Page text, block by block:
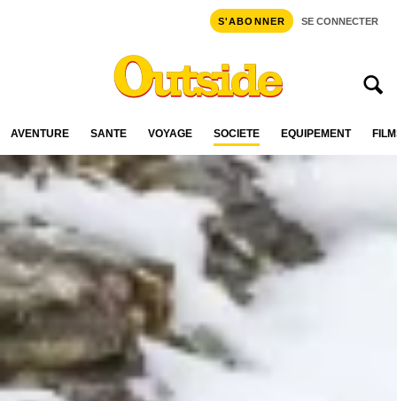
S'ABONNER SE CONNECTER
AVENTURE SANTÉ VOYAGE SOCIÉTÉ ÉQUIPEMENT